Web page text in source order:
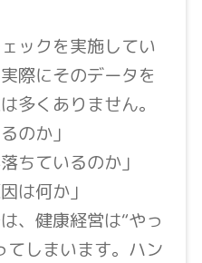
ックを実施してい
際にそのデータを
多くありません。
のか」
ちているのか」
は何か」
、健康経営は“やっ
てしまいます。ハン